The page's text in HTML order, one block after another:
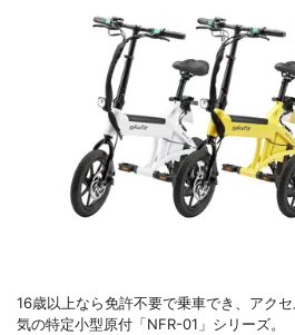
16歳以上なら免許不要で乗車でき、アク
気の特定小型原付「NFR-01」シリーズ。